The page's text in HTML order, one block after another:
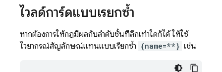
ไวลด์การ์ดแบบเรียกซ้ำ
หากต้องการให้กฎมีผลกับลำดับชั้นที่ลึกเท่าใดก็ได้ ให้ใช้
ไวยากรณ์สัญลักษณ์แทนแบบเรียกซ้ำ {name=**} เช่น